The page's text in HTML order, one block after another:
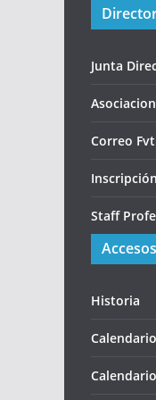
Junta
Correo
Staff
Accesos
Historia